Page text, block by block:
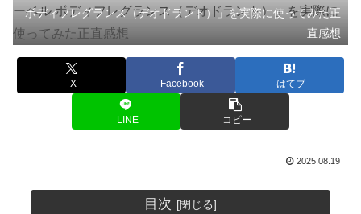
ボディフレグランス（デオドラント）」を実際に使ってみた正
直感想
X Facebook はてブ
LINE コピー
2025.08.19
目次